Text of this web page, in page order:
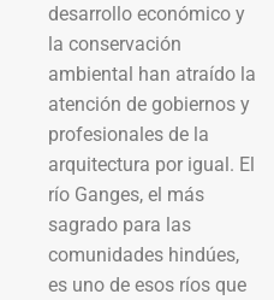
desarrollo económico y
la conservación
ambiental han atraído la
atención de gobiernos y
profesionales de la
arquitectura por igual. El
río Ganges, el más
sagrado para las
comunidades hindúes,
es uno de esos ríos que